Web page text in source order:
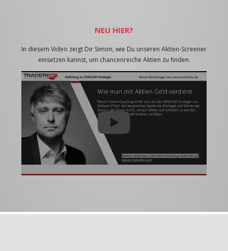
NEU HIER?
In diesem Video zeigt Dir Simon, wie Du unseren Aktien-Screener
einsetzen kannst, um chancenreiche Aktien zu finden.